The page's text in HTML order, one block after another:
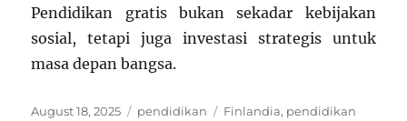
Pendidikan gratis bukan sekadar kebijakan
sosial, tetapi juga investasi strategis untuk
masa depan bangsa.
Posted
August 18, 2025 Categories
pendidikan Tags
Finlandia, pendidikan